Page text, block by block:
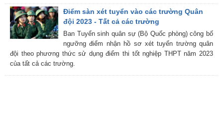
Điểm sàn xét tuyển vào các trường Quân
đội 2023 - Tất cả các trường
Ban Tuyển sinh quân sự (Bộ Quốc phòng) công bố
ngưỡng điểm nhận hồ sơ xét tuyển trường quân
đội theo phương thức sử dụng điểm thi tốt nghiệp THPT năm 2023
của tất cả các trường.